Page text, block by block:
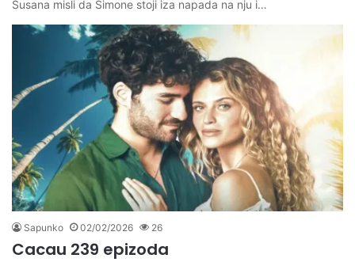
Susana misli da Simone stoji iza napada na nju i…
Sapunko 02/02/2026 26
Cacau 239 epizoda